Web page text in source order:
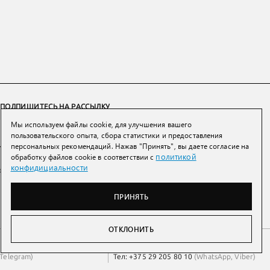
ПОДПИШИТЕСЬ НА РАССЫЛКУ
ПОДПИСАТЬСЯ
Нажимая на кнопку вы соглашаетесь сполитикой конфиденциальности и
обработки персональных данных
Telegram)
Беларусь Тел:+7 993 398 36 60(WhatsApp)
Тел:+375 29 205 80 10 (WhatsApp, Viber)
Мы используем файлы cookie, для улучшения вашего
пользовательского опыта, сбора статистики и предоставления
персональных рекомендаций. Нажав "Принять", вы даете согласие на
обработку файлов cookie в соответствии с политикой
конфидициальности
ПРИНЯТЬ
ОТКЛОНИТЬ